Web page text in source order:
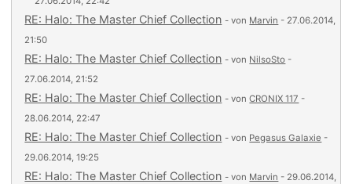
RE: Halo: The Master Chief Collection - von Marvin - 27.06.2014,
21:50
RE: Halo: The Master Chief Collection - von NilsoSto -
27.06.2014, 21:52
RE: Halo: The Master Chief Collection - vonCRONIX 117 -
28.06.2014, 22:47
RE: Halo: The Master Chief Collection - von Pegasus Galaxie -
29.06.2014, 19:25
RE: Halo: The Master Chief Collection - von Marvin - 29.06.2014,